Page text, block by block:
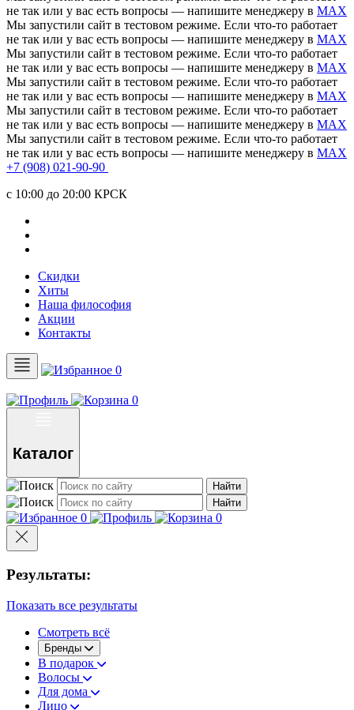
не так или у вас есть вопросы — напишите менеджеру в MAX
Мы запустили сайт в тестовом режиме. Если что-то работает
не так или у вас есть вопросы — напишите менеджеру в MAX
Мы запустили сайт в тестовом режиме. Если что-то работает
не так или у вас есть вопросы — напишите менеджеру в MAX
Мы запустили сайт в тестовом режиме. Если что-то работает
не так или у вас есть вопросы — напишите менеджеру в MAX
Мы запустили сайт в тестовом режиме. Если что-то работает
не так или у вас есть вопросы — напишите менеджеру в MAX
Мы запустили сайт в тестовом режиме. Если что-то работает
не так или у вас есть вопросы — напишите менеджеру в MAX
+7 (908) 021-90-90
c 10:00 до 20:00 КРСК
Скидки
Хиты
Наша философия
Акции
Контакты
0
0
Каталог
Найти
Найти
0 0
Результаты:
Показать все результаты
Смотреть всё
Бренды
В подарок
Волосы
Для дома
Лицо